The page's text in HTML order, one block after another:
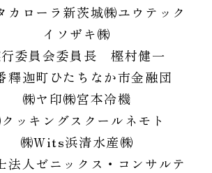
カローラ新茨城㈱ユウテック
イソザキ㈱
委員会委員長 樫村健一
釋迦町ひたちなか市金融団
㈱ヤ印㈱宮本冷機
ッキングスクールネモト
㈱Wits浜清水産㈱
法人ゼニックス・コンサルテ